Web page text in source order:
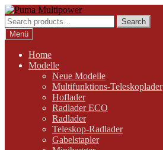
Zur
Navigation
springen
Zum
Inhalt
springen
Search
for:
Search
Menü
Home
Modelle
Neue Modelle
Multifunktions-Teleskoplader
Hoflader
Radlader ECO
Radlader
Teleskop-Radlader
Gabelstapler